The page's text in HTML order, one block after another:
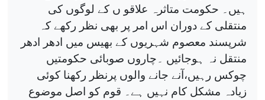
ہیں۔ حکومت متاثرہ علاقو ں کے لوگوں کی
منتقلی کے دوران اس امر پر بھی نظر رکھے کہ
شرپسند معصوم شہریوں کے بھیس میں ادھر ادھر
منتقل نہ ہوجائیں ۔چاروں صوبائی حکومتیں
چوکس رہیں،آنے جانے والوں پرنظر رکھنا کوئی
زیادہ مشکل کام نہیں ہے۔ قوم کو اصل موضوع